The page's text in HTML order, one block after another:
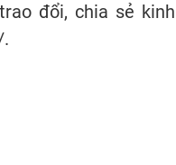
đổi, chia sẻ kinh